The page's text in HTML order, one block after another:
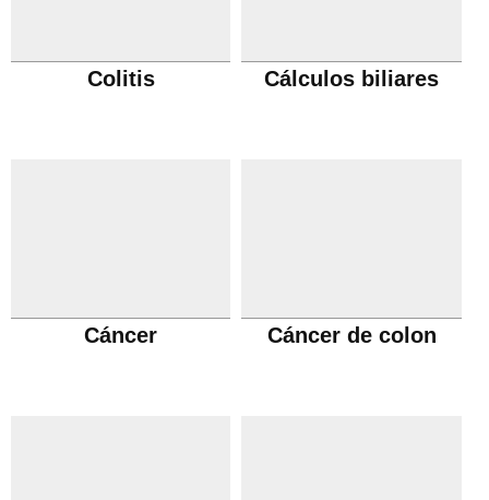
Colitis Cálculos biliares
Cáncer Cáncer de colon